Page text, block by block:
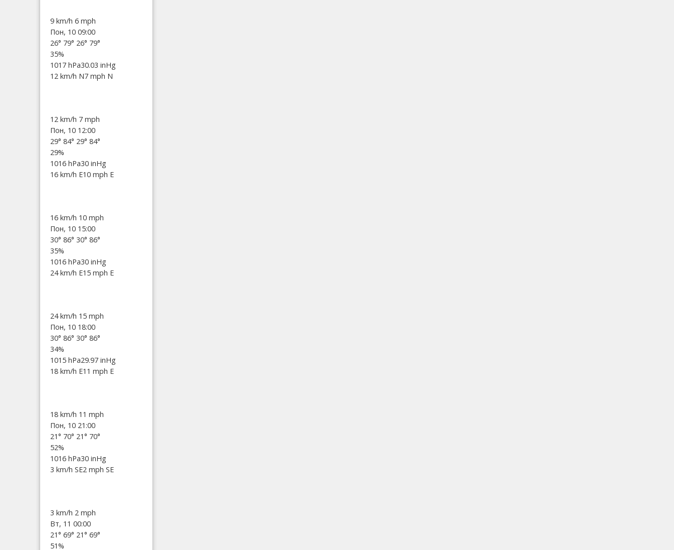
9 km/h 6 mph
Пон, 10 09:00
26° 79° 26° 79°
35%
1017 hPa30.03 inHg
12 km/h N7 mph N
12 km/h 7 mph
Пон, 10 12:00
29° 84° 29° 84°
29%
1016 hPa30 inHg
16 km/h E10 mph E
16 km/h 10 mph
Пон, 10 15:00
30° 86° 30° 86°
35%
1016 hPa30 inHg
24 km/h E15 mph E
24 km/h 15 mph
Пон, 10 18:00
30° 86° 30° 86°
34%
1015 hPa29.97 inHg
18 km/h E11 mph E
18 km/h 11 mph
Пон, 10 21:00
21° 70° 21° 70°
52%
1016 hPa30 inHg
3 km/h SE2 mph SE
3 km/h 2 mph
Вт, 11 00:00
21° 69° 21° 69°
51%